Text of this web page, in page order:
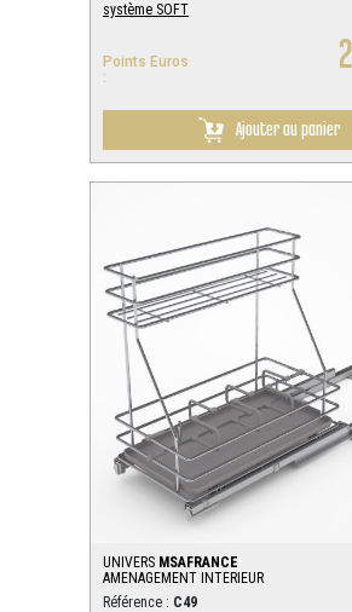
système SOFT
Points Euros
:
Ajouter au panier
UNIVERS MSAFRANCE
AMENAGEMENT INTERIEUR
Référence : C49